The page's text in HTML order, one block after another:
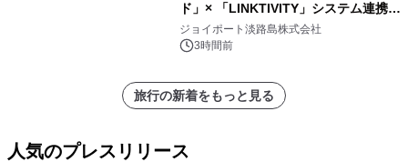
ド」× 「LINKTIVITY」システム連携を
開始！
ジョイポート淡路島株式会社
3時間前
旅行の新着をもっと見る
人気のプレスリリース